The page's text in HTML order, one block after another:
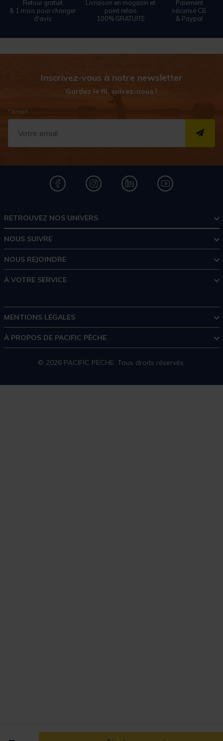
Retour gratuit
& 1 mois pour changer
d'avis
Livraison en magasin et
point relais
100% GRATUITE
Paiement
sécurisé CB
& Paypal
Inscrivez-vous à notre newsletter
Gardez le fil, suivez-nous !
* Email
RETROUVEZ NOS UNIVERS
NOUS SUIVRE
NOUS REJOINDRE
À VOTRE SERVICE
MENTIONS LÉGALES
À PROPOS DE PACIFIC PÊCHE
© 2026 PACIFIC PECHE. Tous droits réservés.